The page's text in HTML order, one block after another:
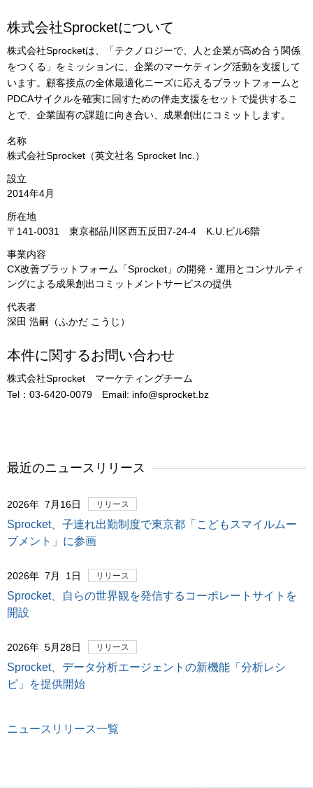
株式会社Sprocketについて
株式会社Sprocketは、「テクノロジーで、人と企業が高め合う関係
をつくる」をミッションに、企業のマーケティング活動を支援して
います。顧客接点の全体最適化ニーズに応えるプラットフォームと
PDCAサイクルを確実に回すための伴走支援をセットで提供するこ
とで、企業固有の課題に向き合い、成果創出にコミットします。
名称
株式会社Sprocket（英文社名 Sprocket Inc.）
設立
2014年4月
所在地
〒141-0031 東京都品川区西五反田7-24-4 K.U.ビル6階
事業内容
CX改善プラットフォーム「Sprocket」の開発・運用とコンサルティ
ングによる成果創出コミットメントサービスの提供
代表者
深田 浩嗣（ふかだ こうじ）
本件に関するお問い合わせ
株式会社Sprocket マーケティングチーム
Tel：03-6420-0079 Email: info@sprocket.bz
最近のニュースリリース
2026年 7月16日 リリース
Sprocket、子連れ出勤制度で東京都「こどもスマイルムー
ブメント」に参画
2026年 7月 1日 リリース
Sprocket、自らの世界観を発信するコーポレートサイトを
開設
2026年 5月28日 リリース
Sprocket、データ分析エージェントの新機能「分析レシ
ピ」を提供開始
ニュースリリース一覧